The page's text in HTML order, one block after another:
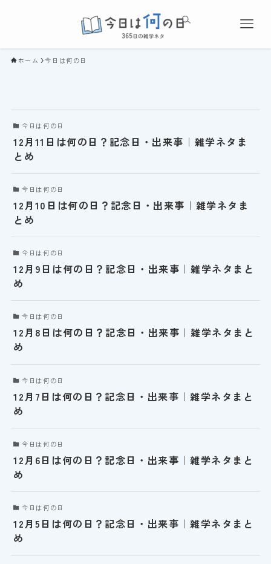
ホーム 今日は何の日
今日は何の日
12月11日は何の日？記念日・出来事｜雑学ネタま
とめ
今日は何の日
12月10日は何の日？記念日・出来事｜雑学ネタま
とめ
今日は何の日
12月9日は何の日？記念日・出来事｜雑学ネタまと
め
今日は何の日
12月8日は何の日？記念日・出来事｜雑学ネタまと
め
今日は何の日
12月7日は何の日？記念日・出来事｜雑学ネタまと
め
今日は何の日
12月6日は何の日？記念日・出来事｜雑学ネタまと
め
今日は何の日
12月5日は何の日？記念日・出来事｜雑学ネタまと
め